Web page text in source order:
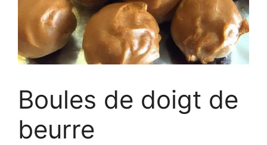
Boules de doigt de
beurre